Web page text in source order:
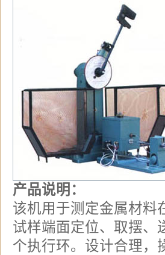
产品说明：
该机用于测定金属材料
试样端面定位、取摆、
个执行环。设计合理，